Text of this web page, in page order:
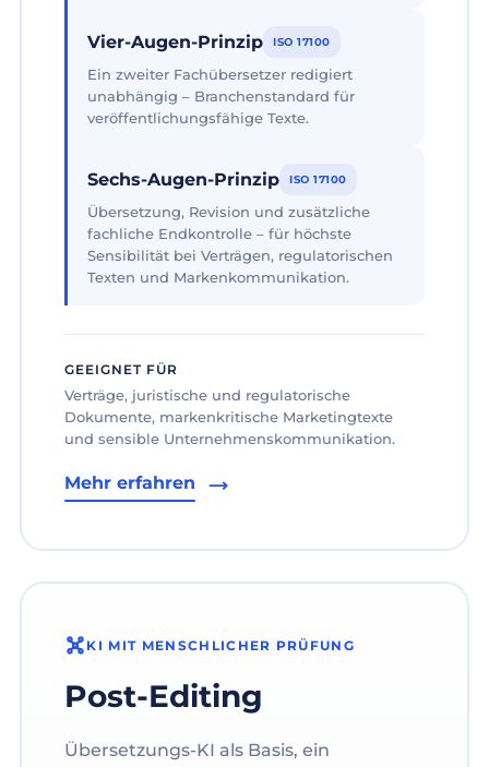
Vier-Augen-Prinzip ISO 17100
Ein zweiter Fachübersetzer redigiert
unabhängig – Branchenstandard für
veröffentlichungsfähige Texte.
Sechs-Augen-Prinzip ISO 17100
Übersetzung, Revision und zusätzliche
fachliche Endkontrolle – für höchste
Sensibilität bei Verträgen, regulatorischen
Texten und Markenkommunikation.
GEEIGNET FÜR
Verträge, juristische und regulatorische
Dokumente, markenkritische Marketingtexte
und sensible Unternehmenskommunikation.
Mehr erfahren
KI MIT MENSCHLICHER PRÜFUNG
Post-Editing
Übersetzungs-KI als Basis, ein